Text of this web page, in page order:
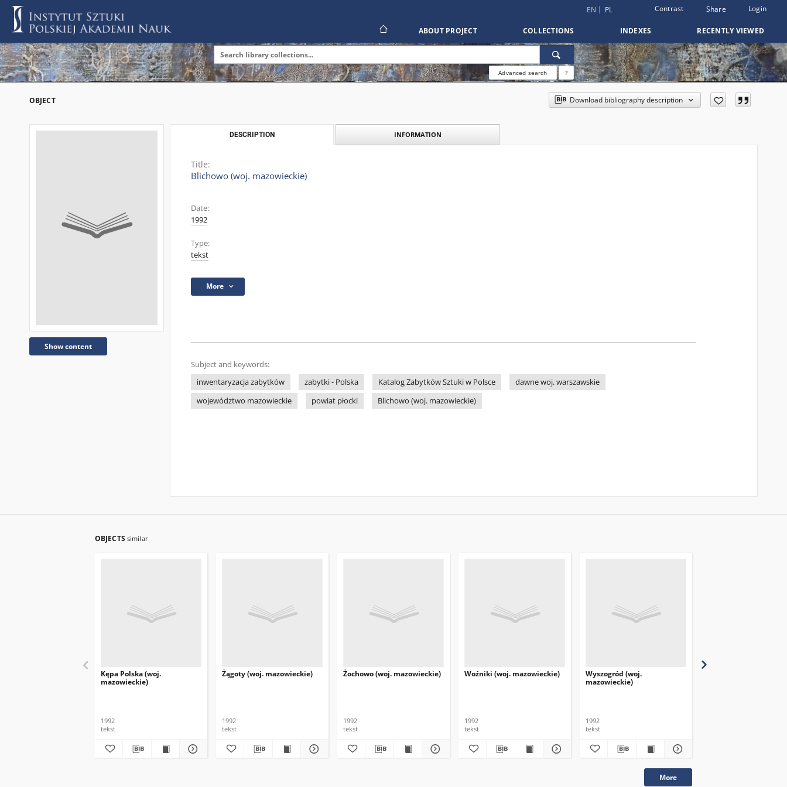
EN PL Contrast Share Login
ABOUT PROJECT COLLECTIONS INDEXES RECENTLY VIEWED
Advanced search ?
OBJECT Download bibliography description
Show content
DESCRIPTION INFORMATION
Title:
Blichowo (woj. mazowieckie)
Date:
1992
Type:
tekst
More
Subject and keywords:
inwentaryzacja zabytków
zabytki - Polska Katalog Zabytków Sztuki w Polsce
dawne woj. warszawskie
województwo mazowieckie
powiat płocki Blichowo (woj. mazowieckie)
OBJECTS similar
Kępa Polska (woj.
mazowieckie)
1992
tekst
Żągoty (woj. mazowieckie)
1992
tekst
Żochowo (woj. mazowieckie)
1992
tekst
Woźniki (woj. mazowieckie)
1992
tekst
Wyszogród (woj.
mazowieckie)
1992
tekst
More